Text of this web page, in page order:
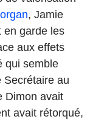
, Jamie
en garde les
aux effets
qui semble
Secrétaire au
Dimon avait
avait rétorqué,